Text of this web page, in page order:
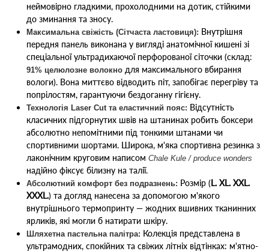
неймовірно гладкими, прохолодними на дотик, стійкими
до зминання та зносу.
Максимальна свіжість (Сітчаста ластовиця): Внутрішня
передня панель виконана у вигляді анатомічної кишені зі
спеціальної ультрадихаючої перфорованої сіточки (склад:
91% целюлозне волокно для максимального вбирання
вологи). Вона миттєво відводить піт, запобігає перегріву та
попрілостям, гарантуючи бездоганну гігієну.
Технологія Laser Cut та еластичний пояс: Відсутність
класичних підгорнутих швів на штанинах робить боксери
абсолютно непомітними під тонкими штанами чи
спортивними шортами. Широка, м'яка спортивна резинка з
лаконічним круговим написом Chale Kule / produce wonders
надійно фіксує білизну на талії.
Абсолютний комфорт без подразнень: Розмір (L. XL. XXL.
XXXL.) та догляд нанесена за допомогою м'якого
внутрішнього термопринту — жодних вшивних тканинних
ярликів, які могли б натирати шкіру.
Шляхетна пастельна палітра: Колекція представлена в
ультрамодних, спокійних та свіжих літніх відтінках: м'ятно-